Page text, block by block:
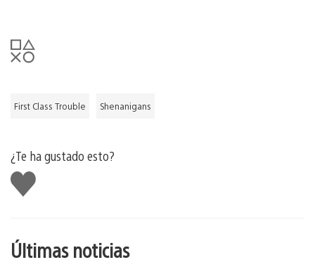
First Class Trouble Shenanigans
¿Te ha gustado esto?
Me
gusta
esto
Últimas noticias